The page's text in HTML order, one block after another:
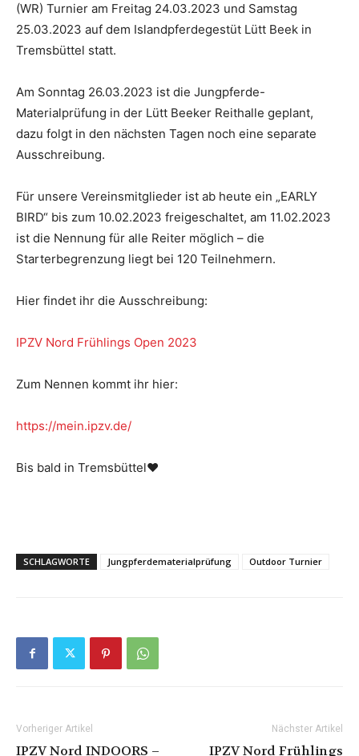
(WR) Turnier am Freitag 24.03.2023 und Samstag
25.03.2023 auf dem Islandpferdegestüt Lütt Beek in
Tremsbüttel statt.
Am Sonntag 26.03.2023 ist die Jungpferde-
Materialprüfung in der Lütt Beeker Reithalle geplant,
dazu folgt in den nächsten Tagen noch eine separate
Ausschreibung.
Für unsere Vereinsmitglieder ist ab heute ein „EARLY
BIRD“ bis zum 10.02.2023 freigeschaltet, am 11.02.2023
ist die Nennung für alle Reiter möglich – die
Starterbegrenzung liegt bei 120 Teilnehmern.
Hier findet ihr die Ausschreibung:
IPZV Nord Frühlings Open 2023
Zum Nennen kommt ihr hier:
https://mein.ipzv.de/
Bis bald in Tremsbüttel♥
SCHLAGWORTE Jungpferdematerialprüfung Outdoor Turnier
Vorheriger Artikel
IPZV Nord INDOORS –
Nächster Artikel
IPZV Nord Frühlings